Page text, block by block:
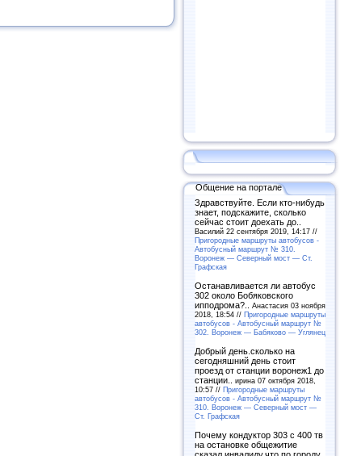
Общение на портале
Здравствуйте. Если кто-нибудь
знает, подскажите, сколько
сейчас стоит доехать до..
Василий 22 сентября 2019, 14:17 //
Пригородные маршруты автобусов -
Автобусный маршрут № 310.
Воронеж — Северный мост — Ст.
Графская
Останавливается ли автобус
302 около Бобяковского
ипподрома?.. Анастасия 03 ноября
2018, 18:54 // Пригородные маршруты
автобусов - Автобусный маршрут №
302. Воронеж — Бабяково — Углянец
Добрый день.сколько на
сегодняшний день стоит
проезд от станции воронеж1 до
станции.. ирина 07 октября 2018,
10:57 // Пригородные маршруты
автобусов - Автобусный маршрут №
310. Воронеж — Северный мост —
Ст. Графская
Почему кондуктор 303 с 400 тв
на остановке общежитие